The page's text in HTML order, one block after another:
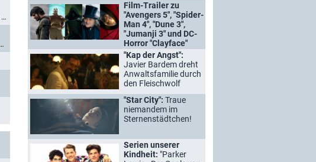
Film-Trailer zu
"Avengers 5", "Spider-
Man 4", "Dune 3",
"Jumanji 3" und DC-
Horror "Clayface"
"Kap der Angst":
Javier Bardem dreht
Anwaltsfamilie durch
den Fleischwolf
"Star City": Traue
niemandem im
Sternenstädtchen!
Serien unserer
Kindheit: "Parker